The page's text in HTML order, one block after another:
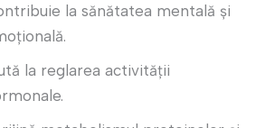
la sănătatea mentală și
la reglarea activității